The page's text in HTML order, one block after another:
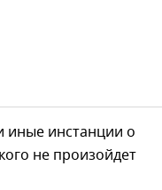
иные инстанции о
не произойдет